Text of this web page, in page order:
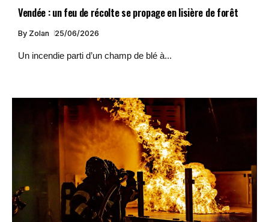
Vendée : un feu de récolte se propage en lisière de forêt
By Zolan 25/06/2026
Un incendie parti d’un champ de blé à...